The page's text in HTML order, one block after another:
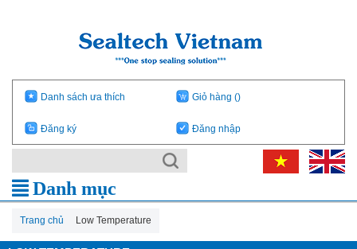
Danh sách ưa thích Giỏ hàng()
Đăng ký Đăng nhập
Danh mục
Trang chủ Low Temperature